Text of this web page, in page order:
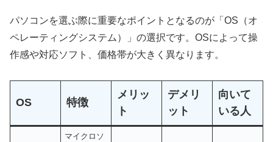
パソコンを選ぶ際に重要なポイントとなるのが「OS（オ
ペレーティングシステム）」の選択です。OSによって操
作感や対応ソフト、価格帯が大きく異なります。
OS 特徴
メリッ
ト
デメリ
ット
向いて
いる人
マイクロソ